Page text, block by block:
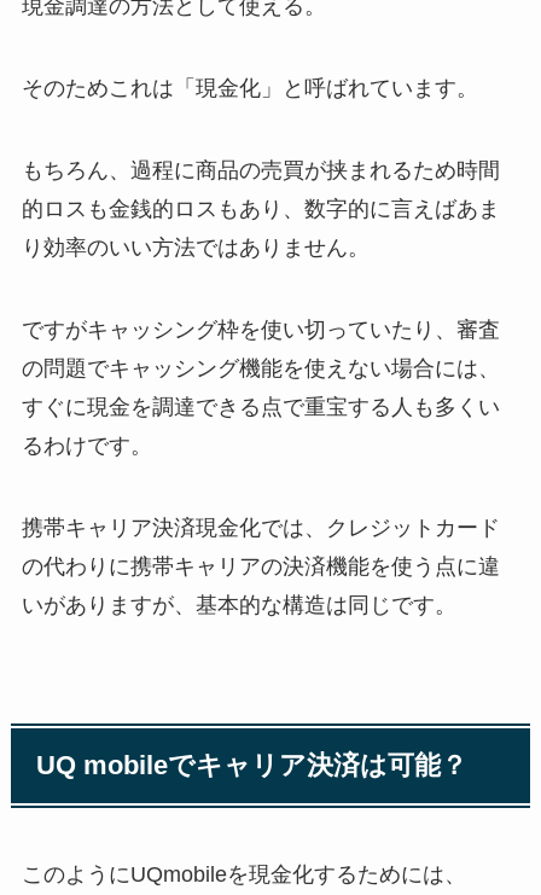
現金調達の方法として使える。
そのためこれは「現金化」と呼ばれています。
もちろん、過程に商品の売買が挟まれるため時間
的ロスも金銭的ロスもあり、数字的に言えばあま
り効率のいい方法ではありません。
ですがキャッシング枠を使い切っていたり、審査
の問題でキャッシング機能を使えない場合には、
すぐに現金を調達できる点で重宝する人も多くい
るわけです。
携帯キャリア決済現金化では、クレジットカード
の代わりに携帯キャリアの決済機能を使う点に違
いがありますが、基本的な構造は同じです。
UQ mobileでキャリア決済は可能？
このようにUQmobileを現金化するためには、